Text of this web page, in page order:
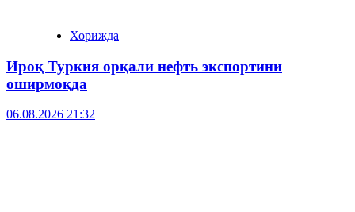
Хорижда
Ироқ Туркия орқали нефть экспортини
оширмоқда
06.08.2026 21:32